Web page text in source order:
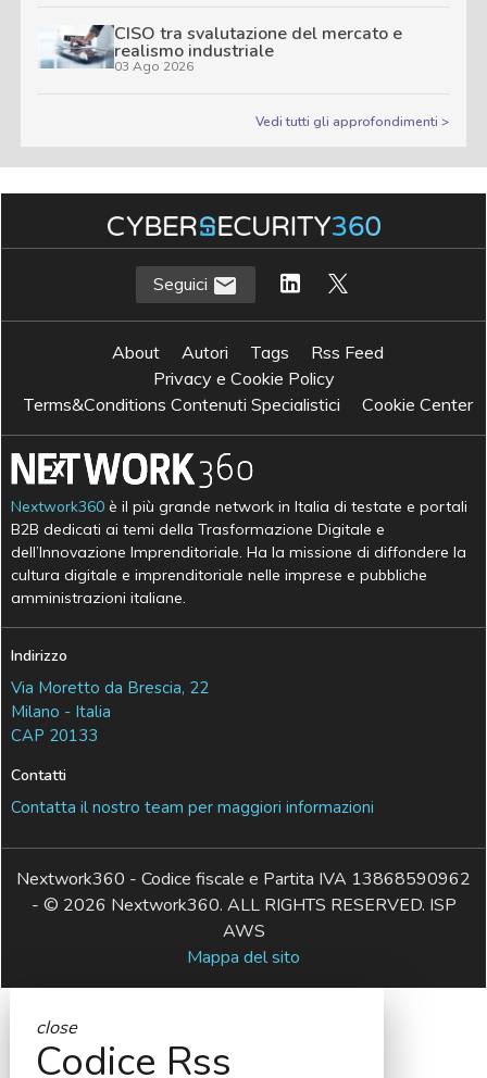
CISO tra svalutazione del mercato e
realismo industriale
03 Ago 2026
Vedi tutti gli approfondimenti >
Seguici
About Autori Tags
Rss Feed
Privacy e Cookie Policy
Terms&Conditions Contenuti Specialistici
Cookie Center
Nextwork360 è il più grande network in Italia di testate e portali
B2B dedicati ai temi della Trasformazione Digitale e
dell’Innovazione Imprenditoriale. Ha la missione di diffondere la
cultura digitale e imprenditoriale nelle imprese e pubbliche
amministrazioni italiane.
Indirizzo
Via Moretto da Brescia, 22
Milano - Italia
CAP 20133
Contatti
Contatta il nostro team per maggiori informazioni
Nextwork360 - Codice fiscale e Partita IVA 13868590962
- © 2026 Nextwork360. ALL RIGHTS RESERVED. ISP
AWS
Mappa del sito
close
Codice Rss